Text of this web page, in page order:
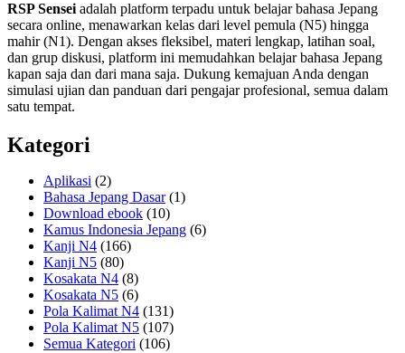
RSP Sensei adalah platform terpadu untuk belajar bahasa Jepang
secara online, menawarkan kelas dari level pemula (N5) hingga
mahir (N1). Dengan akses fleksibel, materi lengkap, latihan soal,
dan grup diskusi, platform ini memudahkan belajar bahasa Jepang
kapan saja dan dari mana saja. Dukung kemajuan Anda dengan
simulasi ujian dan panduan dari pengajar profesional, semua dalam
satu tempat.
Kategori
Aplikasi (2)
Bahasa Jepang Dasar(1)
Download ebook (10)
Kamus Indonesia Jepang (6)
Kanji N4 (166)
Kanji N5 (80)
Kosakata N4 (8)
Kosakata N5 (6)
Pola Kalimat N4 (131)
Pola Kalimat N5 (107)
Semua Kategori (106)